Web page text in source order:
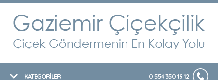
KATEGORİLER 0 554 350 19 12